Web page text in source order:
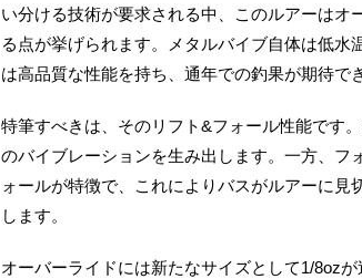
い分ける技術が要求される中、このルアーは
る点が挙げられます。メタルバイブ自体は低
は高品質な性能を持ち、通年での釣果が期待で
特筆すべきは、そのリフト&フォール性能です
のバイブレーションを生み出します。一方、フ
ォールが特徴で、これによりバスがルアーに
します。
オーバーライドには新たなサイズとして1/8oz